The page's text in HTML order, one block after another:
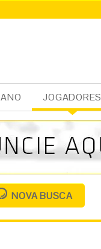
ANO JOGADORES
cia
l
NOVA BUSCA